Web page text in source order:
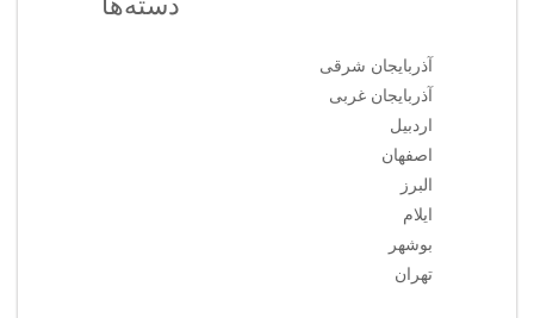
آذربایجان شرقی
آذربایجان غربی
اردبیل
اصفهان
البرز
ایلام
بوشهر
تهران